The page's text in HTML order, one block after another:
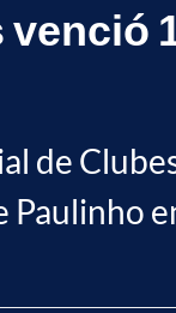
de
Paulinho